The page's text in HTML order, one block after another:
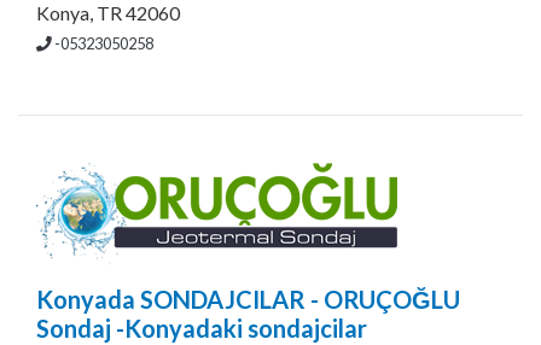
Konya, TR 42060
-05323050258
Konyada SONDAJCILAR - ORUÇOĞLU
Sondaj -Konyadaki sondajcilar